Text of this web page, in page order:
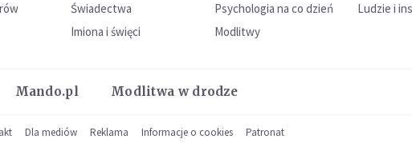
Świadectwa Psychologia na co dzień
Ludzie i
Imiona i święci Modlitwy
Mando.pl Modlitwa w drodze
Dla mediów Reklama Informacje o cookies Patronat